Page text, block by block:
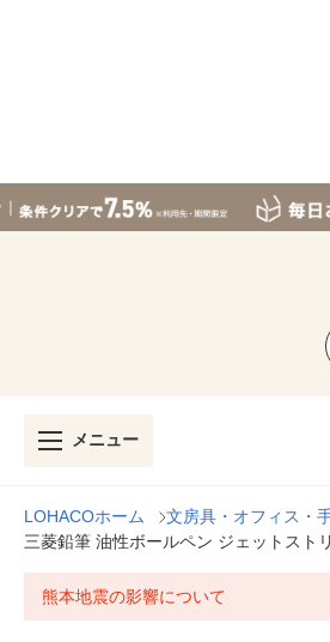
メニュー
LOHACOホーム 文房具・オフィス・
三菱鉛筆 油性ボールペン ジェットスト
熊本地震の影響について